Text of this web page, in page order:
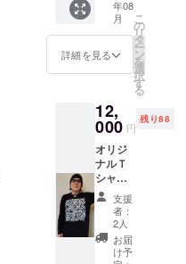
ンの大
きさは
一点一
点変わ
ります
ご了承
い)
年08
月
詳細を見る
こ
の
リ
タ
ー
ン
を
選
択
す
る
12,
000 円
残り88
オリジ
ナルＴ
シャツ
長袖
トレー
ドマー
ク刺繍
入り
支援
者：
2人
お届
け予